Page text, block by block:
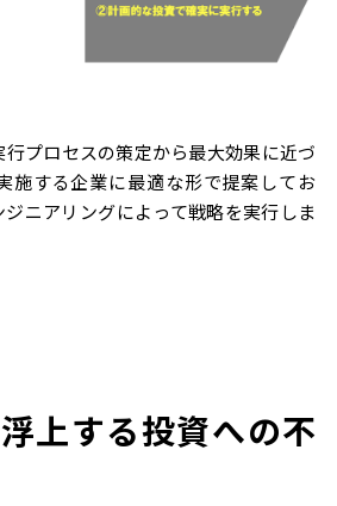
プロセスの策定から最大効果に近づ
施する企業に最適な形で提案してお
ジニアリングによって戦略を実行しま
上する投資への不